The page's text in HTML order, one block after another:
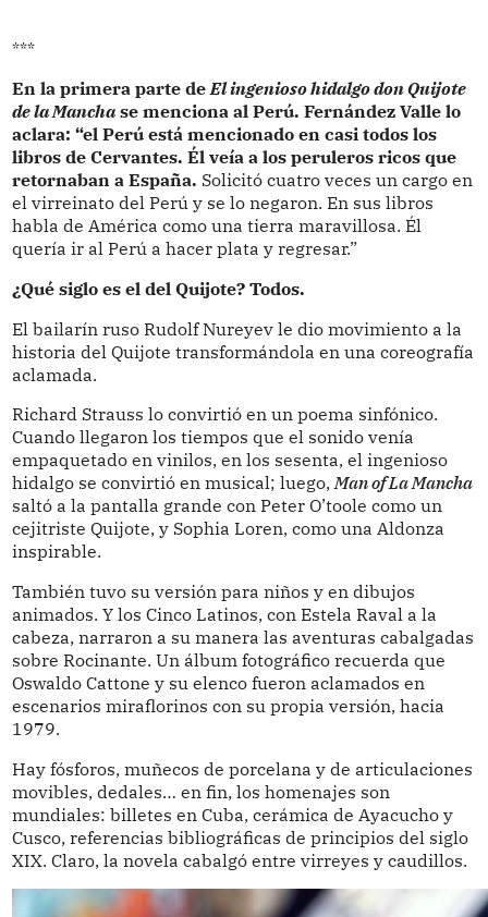
***
En la primera parte deEl ingenioso hidalgo don Quijote
de la Manchase menciona al Perú. Fernández Valle lo
aclara: “el Perú está mencionado en casi todos los
libros de Cervantes. Él veía a los peruleros ricos que
retornaban a España. Solicitó cuatro veces un cargo en
el virreinato del Perú y se lo negaron. En sus libros
habla de América como una tierra maravillosa. Él
quería ir al Perú a hacer plata y regresar.”
¿Qué siglo es el del Quijote? Todos.
El bailarín ruso Rudolf Nureyev le dio movimiento a la
historia del Quijote transformándola en una coreografía
aclamada.
Richard Strauss lo convirtió en un poema sinfónico.
Cuando llegaron los tiempos que el sonido venía
empaquetado en vinilos, en los sesenta, el ingenioso
hidalgo se convirtió en musical; luego,Man of La Mancha
saltó a la pantalla grande con Peter O’toole como un
cejitriste Quijote, y Sophia Loren, como una Aldonza
inspirable.
También tuvo su versión para niños y en dibujos
animados. Y los Cinco Latinos, con Estela Raval a la
cabeza, narraron a su manera las aventuras cabalgadas
sobre Rocinante. Un álbum fotográfico recuerda que
Oswaldo Cattone y su elenco fueron aclamados en
escenarios miraflorinos con su propia versión, hacia
1979.
Hay fósforos, muñecos de porcelana y de articulaciones
movibles, dedales… en fin, los homenajes son
mundiales: billetes en Cuba, cerámica de Ayacucho y
Cusco, referencias bibliográficas de principios del siglo
XIX. Claro, la novela cabalgó entre virreyes y caudillos.